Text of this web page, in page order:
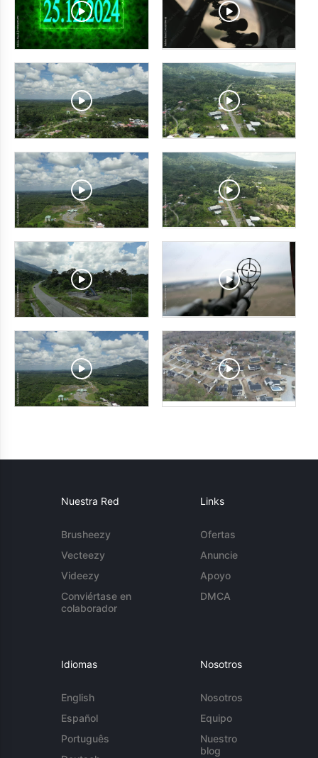
Nuestra Red
Brusheezy
Vecteezy
Videezy
Conviértase en
colaborador
Links
Ofertas
Anuncie
Apoyo
DMCA
Idiomas
English
Español
Português
Nosotros
Nosotros
Equipo
Nuestro
blog